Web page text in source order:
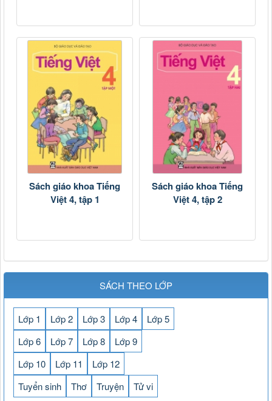
Sách giáo khoa Tiếng
Việt 4, tập 1
Sách giáo khoa Tiếng
Việt 4, tập 2
SÁCH THEO LỚP
Lớp 1 Lớp 2 Lớp 3 Lớp 4
Lớp 5
Lớp 6
Lớp 7 Lớp 8
Lớp 9
Lớp 10
Lớp 11
Lớp 12
Tuyển sinh
Thơ Truyện Tử vi